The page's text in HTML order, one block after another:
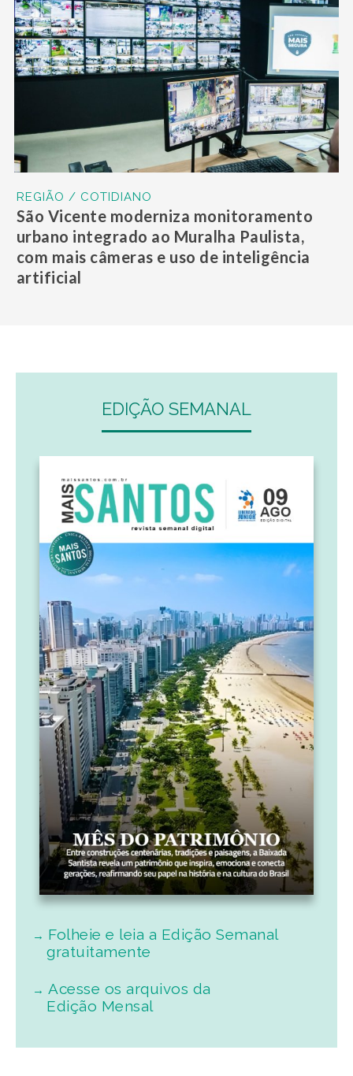
REGIÃO / COTIDIANO
São Vicente moderniza monitoramento
urbano integrado ao Muralha Paulista,
com mais câmeras e uso de inteligência
artificial
EDIÇÃO SEMANAL
Folheie e leia a Edição Semanal
gratuitamente
Acesse os arquivos da
Edição Mensal